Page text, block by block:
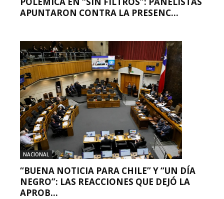
APUNTARON CONTRA LA PRESENC...
NACIONAL
“BUENA NOTICIA PARA CHILE” Y “UN DÍA
NEGRO”: LAS REACCIONES QUE DEJÓ LA
APROB...